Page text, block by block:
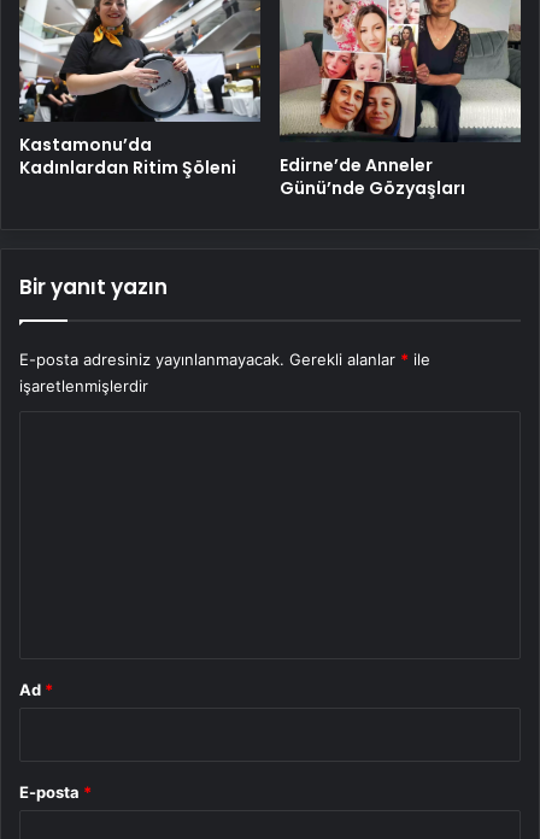
Kastamonu’da
Kadınlardan Ritim Şöleni
Edirne’de Anneler
Günü’nde Gözyaşları
Bir yanıt yazın
E-posta adresiniz yayınlanmayacak. Gerekli alanlar * ile
işaretlenmişlerdir
Ad *
E-posta *